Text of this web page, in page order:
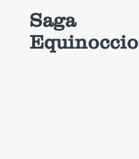
Saga
Equinoccio